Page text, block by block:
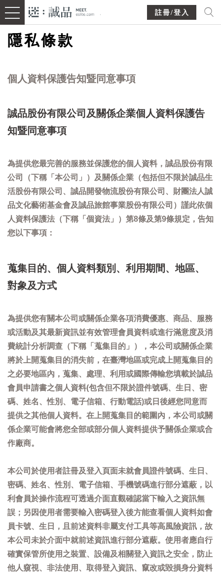
註冊/登入
隱私條款
個人資料保護告知暨同意事項
誠品股份有限公司及關係企業個人資料保護告
知暨同意事項
為提供您最完善的服務並保護您的個人資料，誠品股份有限
公司（下稱「本公司」）及關係企業（包括但不限於誠品生
活股份有限公司、誠品開發物流股份有限公司、財團法人誠
品文化藝術基金會及誠品旅館事業股份有限公司）謹此依個
人資料保護法（下稱「個資法」）第8條及第9條規定，告知
您以下事項：
蒐集目的、個人資料類別、利用期間、地區、
對象及方式
為提供您有關本公司或關係企業各項消費優惠、商品、服務
或活動及其最新資訊並有效管理會員資料或進行滿意度及消
費統計分析調查（下稱「蒐集目的」），本公司或關係企業
將於上開蒐集目的消失前，在臺灣地區或完成上開蒐集目的
之必要地區內，蒐集、處理、利用或國際傳輸您填載於誠品
會員申請書之個人資料(包含但不限於證件號碼、生日、密
碼、姓名、性別、電子信箱、行動電話)或日後經您同意而
提供之其他個人資料。在上開蒐集目的範圍內，本公司或關
係企業可能會將您全部或部分個人資料提供予關係企業或合
作廠商。
本公司於使用者註冊及登入頁面未就會員證件號碼、生日、
密碼、姓名、性別、電子信箱、手機號碼進行部分遮蔽，以
利會員於操作流程可透過介面直觀確認當下輸入之資訊無
誤；另因使用者需要輸入密碼登入後方能查看個人資料如會
員卡號、生日，且前述資料非屬支付工具等高風險資訊，故
本公司未於介面中就前述資訊進行部分遮蔽。使用者應自行
確實保管所使用之裝置、設備及相關登入資訊之安全，防止
他人窺視、非法使用、取得登入資訊、竄改或毀損身分資料